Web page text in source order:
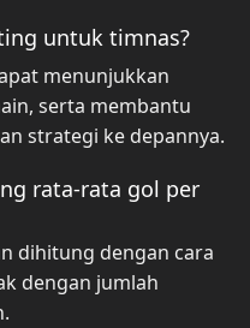
untuk timnas?
menunjukkan
serta membantu
strategi ke depannya.
rata-rata gol per
dihitung dengan cara
dengan jumlah